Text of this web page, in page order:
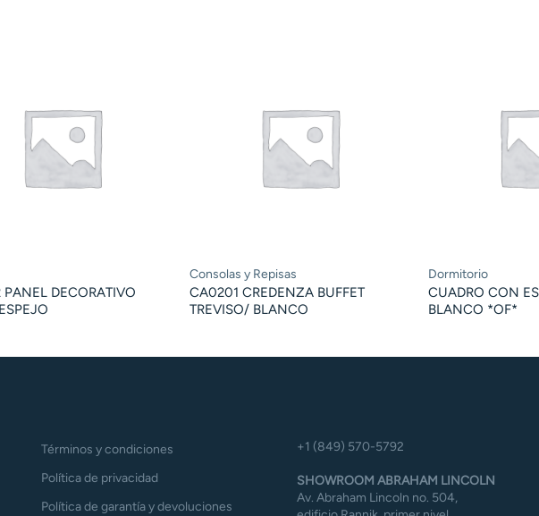
DECORATIVO
Consolas y Repisas
CA0201 CREDENZA BUFFET
TREVISO/ BLANCO
Dormitorio
CUADRO CON
BLANCO *OF*
Términos y condiciones
Política de privacidad
Política de garantía y devoluciones
+1 (849) 570-5792
SHOWROOM ABRAHAM LINCOLN
Av. Abraham Lincoln no. 504,